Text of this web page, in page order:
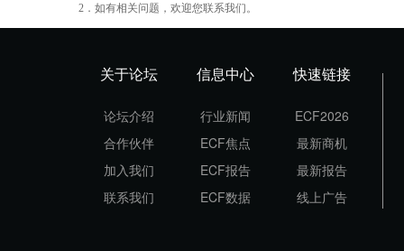
2 ．如有相关问题，欢迎您联系我们。
关于论坛
论坛介绍
合作伙伴
加入我们
联系我们
信息中心
行业新闻
ECF焦点
ECF报告
ECF数据
快速链接
ECF2026
最新商机
最新报告
线上广告